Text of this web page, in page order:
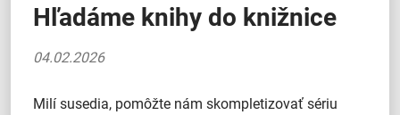
Hľadáme knihy do knižnice
04.02.2026
Milí susedia, pomôžte nám skompletizovať sériu